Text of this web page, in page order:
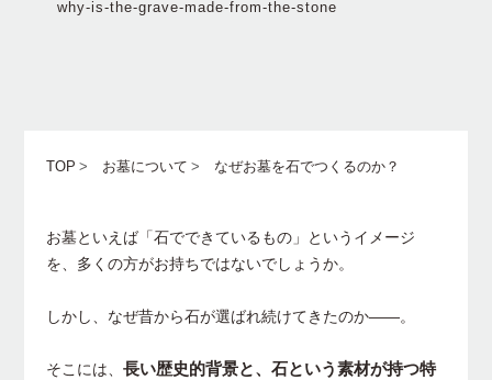
why-is-the-grave-made-from-the-stone
TOP お墓について なぜお墓を石でつくるのか？
お墓といえば「石でできているもの」というイメージ
を、多くの方がお持ちではないでしょうか。
しかし、なぜ昔から石が選ばれ続けてきたのか――。
そこには、長い歴史的背景と、石という素材が持つ特